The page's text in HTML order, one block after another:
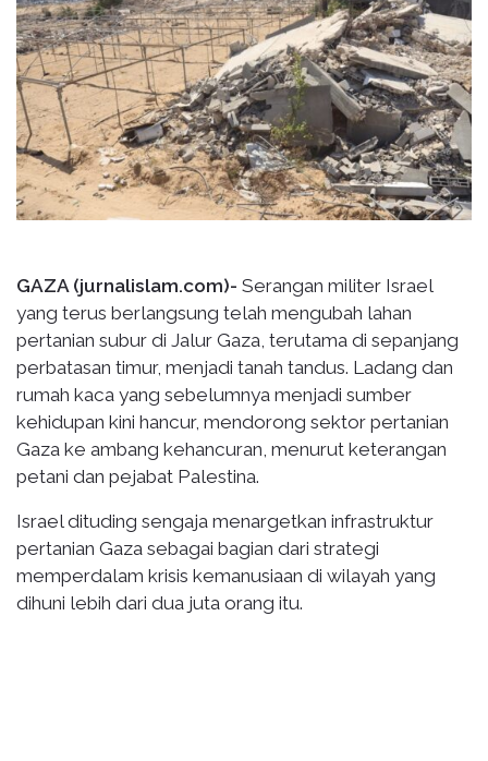
GAZA (jurnalislam.com)- Serangan militer Israel
yang terus berlangsung telah mengubah lahan
pertanian subur di Jalur Gaza, terutama di sepanjang
perbatasan timur, menjadi tanah tandus. Ladang dan
rumah kaca yang sebelumnya menjadi sumber
kehidupan kini hancur, mendorong sektor pertanian
Gaza ke ambang kehancuran, menurut keterangan
petani dan pejabat Palestina.
Israel dituding sengaja menargetkan infrastruktur
pertanian Gaza sebagai bagian dari strategi
memperdalam krisis kemanusiaan di wilayah yang
dihuni lebih dari dua juta orang itu.